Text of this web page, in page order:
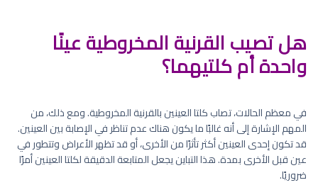
هل تصيب القرنية المخروطية عينًا
واحدة أم كلتيهما؟
في معظم الحالات، تصاب كلتا العينين بالقرنية المخروطية. ومع ذلك، من
المهم الإشارة إلى أنه غالبًا ما يكون هناك عدم تناظر في الإصابة بين العينين.
قد تكون إحدى العينين أكثر تأثرًا من الأخرى، أو قد تظهر الأعراض وتتطور في
عين قبل الأخرى بمدة. هذا التباين يجعل المتابعة الدقيقة لكلتا العينين أمرًا
ضروريًا.